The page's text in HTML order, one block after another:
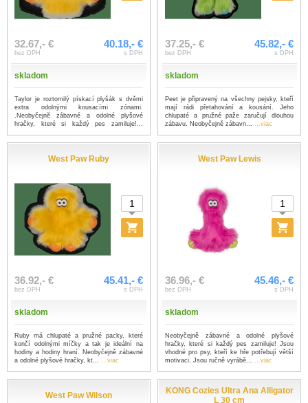
32.67,- €
bez DPH
40.18,- €
s DPH
skladom
Taylor je roztomilý pískací plyšák s dvěmi
extra odolnými kousacími zónami.
.Neobyčejně zábavné a odolné plyšové
hračky, které si každý pes zamiluje!...
37.25,- €
bez DPH
45.82,- €
s DPH
skladom
Peet je připravený na všechny pejsky, kteří
mají rádi přetahování a kousání. Jeho
chlupaté a pružné paže zaručují dlouhou
zábavu. Neobyčejně zábavn... ...viac
West Paw Ruby
36.92,- €
bez DPH
45.41,- €
s DPH
skladom
Ruby má chlupaté a pružné packy, které
končí odolnými míčky a tak je ideální na
hodiny a hodiny hraní. Neobyčejně zábavné
a odolné plyšové hračky, kt... ...viac
West Paw Lewis
36.96,- €
bez DPH
45.46,- €
s DPH
skladom
Neobyčejně zábavné a odolné plyšové
hračky, které si každý pes zamiluje! Jsou
vhodné pro psy, kteří ke hře potřebují větší
motivaci. Jsou ručně vyrábě... ...viac
West Paw Wilson
KONG Cozies Ultra Ana Alligator
L 30 cm